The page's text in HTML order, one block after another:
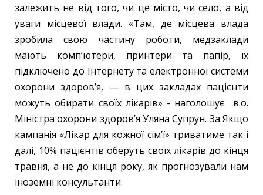
залежить не від того, чи це місто, чи село, а від
уваги місцевої влади. «Там, де місцева влада
зробила свою частину роботи, медзаклади
мають комп’ютери, принтери та папір, їх
підключено до Інтернету та електронної системи
охорони здоров’я, — в цих закладах пацієнти
можуть обирати своїх лікарів» - наголошує в.о.
Міністра охорони здоров’я Уляна Супрун. За Якщо
кампанія «Лікар для кожної сім’ї» триватиме так і
далі, 10% пацієнтів оберуть своїх лікарів до кінця
травня, а не до кінця року, як прогнозували нам
іноземні консультанти.